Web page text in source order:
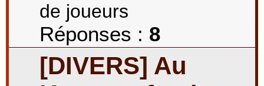
de joueurs
Réponses : 8
[DIVERS] Au